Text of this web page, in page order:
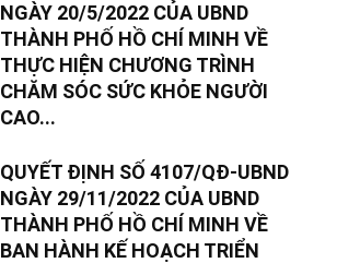
NGÀY 20/5/2022 CỦA UBND
THÀNH PHỐ HỒ CHÍ MINH VỀ
THỰC HIỆN CHƯƠNG TRÌNH
CHĂM SÓC SỨC KHỎE NGƯỜI
CAO...
QUYẾT ĐỊNH SỐ 4107/QĐ-UBND
NGÀY 29/11/2022 CỦA UBND
THÀNH PHỐ HỒ CHÍ MINH VỀ
BAN HÀNH KẾ HOẠCH TRIỂN